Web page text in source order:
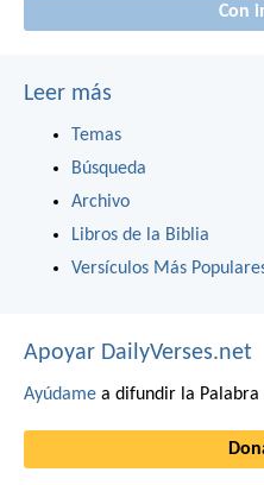
Con
Leer más
Temas
Búsqueda
Archivo
Libros de la Biblia
Versículos Más
Apoyar DailyVerses.net
Ayúdame a difundir la Palabra